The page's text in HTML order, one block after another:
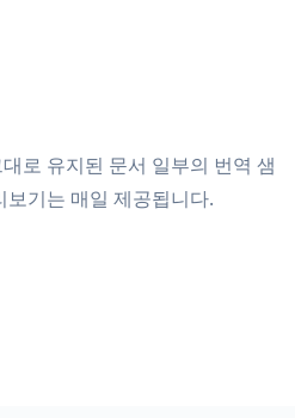
로 유지된 문서 일부의 번역 샘
기는 매일 제공됩니다.